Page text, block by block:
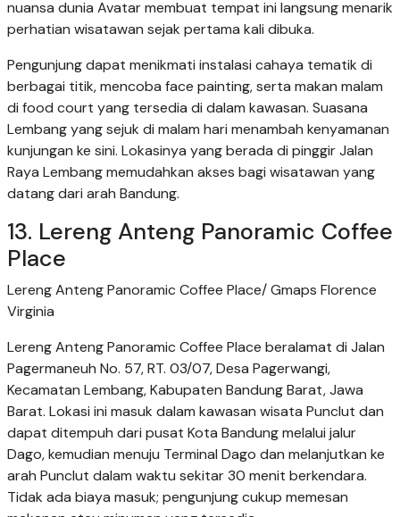
nuansa dunia Avatar membuat tempat ini langsung menarik
perhatian wisatawan sejak pertama kali dibuka.
Pengunjung dapat menikmati instalasi cahaya tematik di
berbagai titik, mencoba face painting, serta makan malam
di food court yang tersedia di dalam kawasan. Suasana
Lembang yang sejuk di malam hari menambah kenyamanan
kunjungan ke sini. Lokasinya yang berada di pinggir Jalan
Raya Lembang memudahkan akses bagi wisatawan yang
datang dari arah Bandung.
13. Lereng Anteng Panoramic Coffee
Place
Lereng Anteng Panoramic Coffee Place/ Gmaps Florence
Virginia
Lereng Anteng Panoramic Coffee Place beralamat di Jalan
Pagermaneuh No. 57, RT. 03/07, Desa Pagerwangi,
Kecamatan Lembang, Kabupaten Bandung Barat, Jawa
Barat. Lokasi ini masuk dalam kawasan wisata Punclut dan
dapat ditempuh dari pusat Kota Bandung melalui jalur
Dago, kemudian menuju Terminal Dago dan melanjutkan ke
arah Punclut dalam waktu sekitar 30 menit berkendara.
Tidak ada biaya masuk; pengunjung cukup memesan